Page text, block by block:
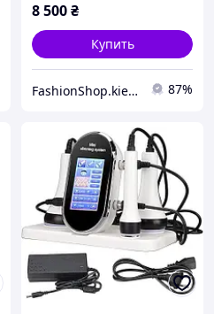
8 500₴
Купить
FashionShop.kiev.ua - Материалы для красоты 87%